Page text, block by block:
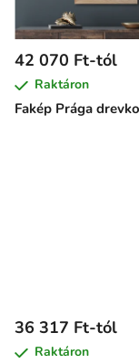
Fakép Prága
42 070 Ft-tól
Raktáron
36 317 Ft-tól
Raktáron